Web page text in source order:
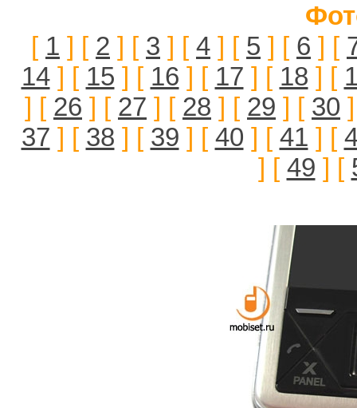
[ 1 ] [ 2 ] [ 3 ] [ 4 ] [ 5 ] [ 6 ] [
14] [ 15 ] [ 16 ] [ 17 ] [ 18 ] [
] [ 26 ] [ 27 ] [ 28 ] [ 29 ] [ 30
37 ] [ 38 ] [ 39 ] [ 40 ] [ 41 ] [
] [ 49 ] [